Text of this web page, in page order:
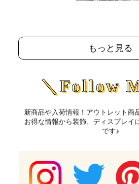
もっと見る
＼Follow
新商品や入荷情報！アウトレット商
お得な情報から装飾、ディスプレイ
です♪